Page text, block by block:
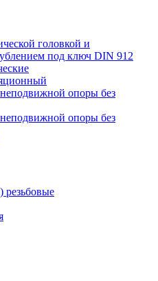
головкой и
под ключ DIN 912
опоры без
опоры без